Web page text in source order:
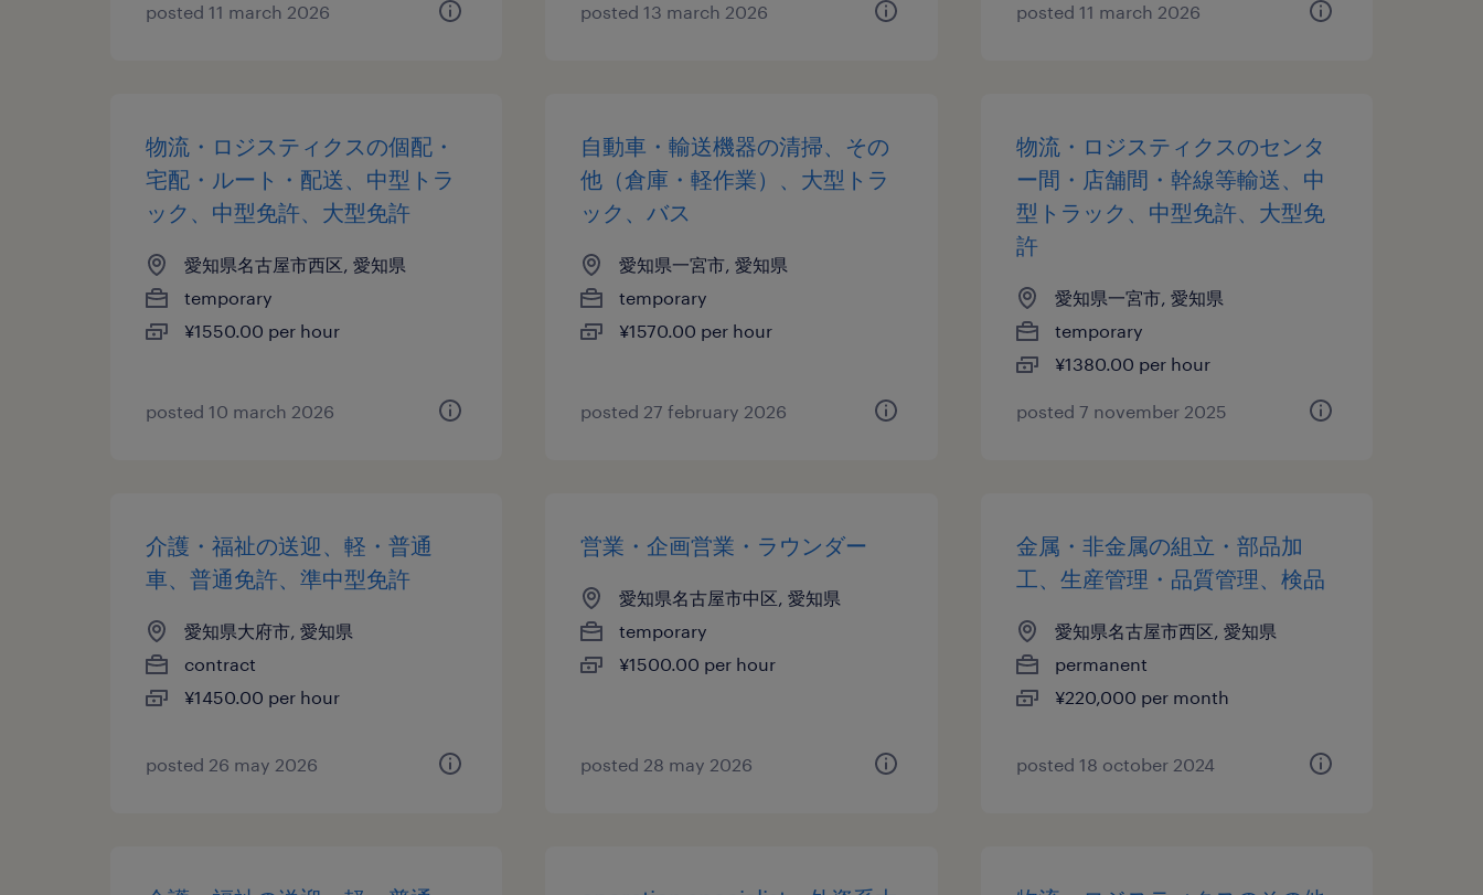
posted 11 march 2026 posted 13 march 2026 posted 11 march 2026
物流・ロジスティクスの個配・
宅配・ルート・配送、中型トラ
ック、中型免許、大型免許
愛知県名古屋市西区, 愛知県
temporary
¥1550.00 per hour
posted 10 march 2026
自動車・輸送機器の清掃、その
他（倉庫・軽作業）、大型トラ
ック、バス
愛知県一宮市, 愛知県
temporary
¥1570.00 per hour
posted 27 february 2026
物流・ロジスティクスのセンタ
ー間・店舗間・幹線等輸送、中
型トラック、中型免許、大型免
許
愛知県一宮市, 愛知県
temporary
¥1380.00 per hour
posted 7 november 2025
介護・福祉の送迎、軽・普通
車、普通免許、準中型免許
愛知県大府市, 愛知県
contract
¥1450.00 per hour
posted 26 may 2026
営業・企画営業・ラウンダー
愛知県名古屋市中区, 愛知県
temporary
¥1500.00 per hour
posted 28 may 2026
金属・非金属の組立・部品加
工、生産管理・品質管理、検品
愛知県名古屋市西区, 愛知県
permanent
¥220,000 per month
posted 18 october 2024